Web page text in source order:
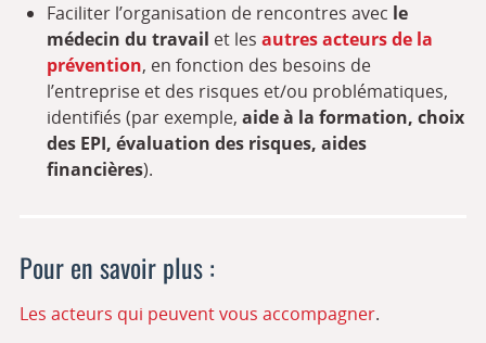
Faciliter l’organisation de rencontres avec le
médecin du travail et les autres acteurs de la
prévention, en fonction des besoins de
l’entreprise et des risques et/ou problématiques,
identifiés (par exemple, aide à la formation, choix
des EPI, évaluation des risques, aides
financières).
Pour en savoir plus :
Les acteurs qui peuvent vous accompagner.